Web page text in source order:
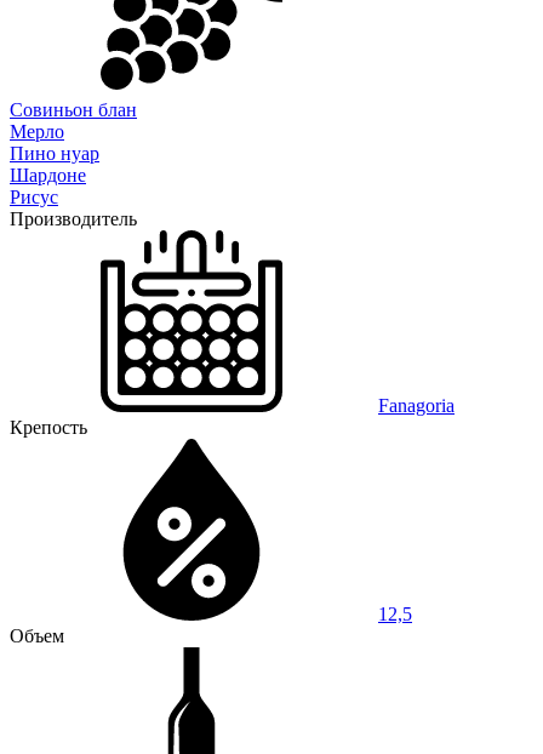
Совиньон блан
Мерло
Пино нуар
Шардоне
Рисус
Производитель
Fanagoria
Крепость
12,5
Объем